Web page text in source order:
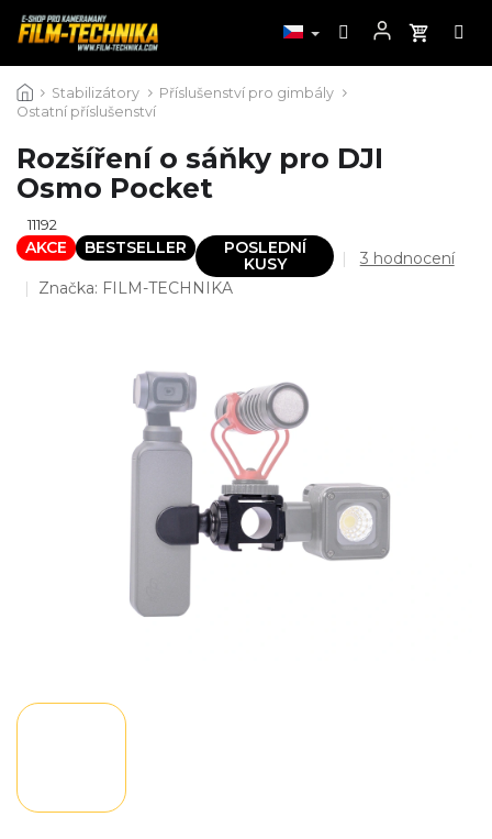
na
obsah
Stabilizátory
Příslušenství pro gimbály
Ostatní příslušenství
Rozšíření o sáňky pro DJI
Osmo Pocket
11192
AKCE BESTSELLER
POSLEDNÍ
KUSY
Průměrné
3 hodnocení
Značka: FILM-TECHNIKA